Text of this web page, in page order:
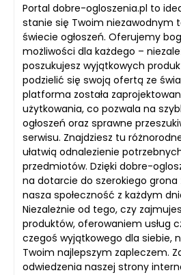
Portal dobre-ogloszenia.pl to
stanie się Twoim niezawodnym
świecie ogłoszeń. Oferujemy
możliwości dla każdego –
poszukujesz wyjątkowych
podzielić się swoją ofertą ze
platforma została
użytkowania, co pozwala na
ogłoszeń oraz sprawne
serwisu. Znajdziesz tu
ułatwią odnalezienie
przedmiotów. Dzięki dobre-
na dotarcie do szerokiego
nasza społeczność z każdym
Niezależnie od tego, czy
produktów, oferowaniem usług
czegoś wyjątkowego dla siebie,
Twoim najlepszym zapleczem.
odwiedzenia naszej strony